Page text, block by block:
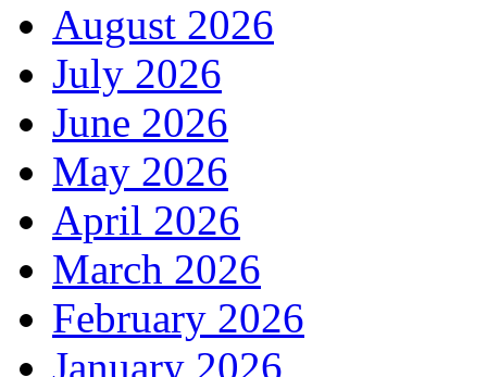
August 2026
July 2026
June 2026
May 2026
April 2026
March 2026
February 2026
January 2026